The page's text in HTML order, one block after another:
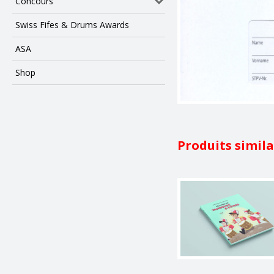
Swiss Fifes & Drums Awards
ASA
Shop
Produits